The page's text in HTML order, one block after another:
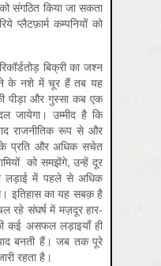
संगठित किया जा सकता
प्लैटफ़ार्म कम्पनियों को
बिक्री का जश्न
के नशे में चूर हैं तब यह
पीड़ा और गुस्सा कब एक
जायेगा। उम्मीद है कि
राजनीतिक रूप से और
के प्रति और अधिक सचेत
को समझेंगे, उन्हें दूर
लड़ाई में पहले से अधिक
इतिहास का यह सबक़ है
रहे संघर्ष में मज़दूर हार-
कई असफल लड़ाइयाँ ही
बनती हैं। जब तक पूरे
रहता है।